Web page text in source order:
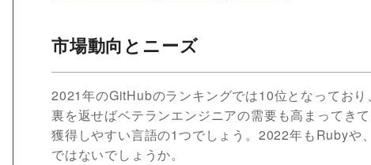
市場動向とニーズ
2021年のGitHubのランキングでは10位となってお
裏を返せばベテランエンジニアの需要も高まってき
獲得しやすい言語の1つでしょう。2022年もRuby
ではないでしょうか。